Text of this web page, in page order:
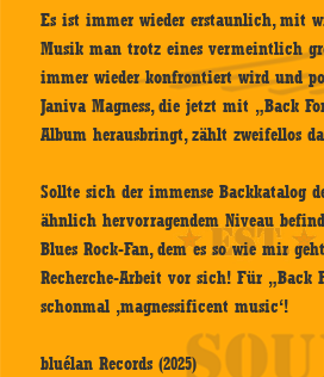
Es ist immer wieder erstaunlich, mit
Musik man trotz eines vermeintlich
immer wieder konfrontiert wird und
Janiva Magness, die jetzt mit „Back
Album herausbringt, zählt zweifellos
Sollte sich der immense Backkatalog
ähnlich hervorragendem Niveau
Blues Rock-Fan, dem es so wie mir
Recherche-Arbeit vor sich! Für „Back
schonmal ‚magnessificent music‘!
bluélan Records (2025)